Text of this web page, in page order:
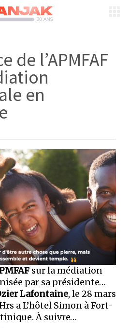
de l’APMFAF
en
sur la médiation
par sa présidente…
Lafontaine, le 28 mars
a L’hôtel Simon à Fort-
À suivre…